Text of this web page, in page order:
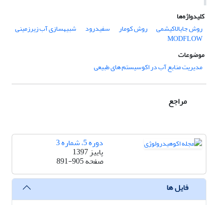
کلیدواژه‌ها
روش جایالاکیشمی
روش کومار‌ سفیدرود شبیه‏سازی آب زیرزمینی
MODFLOW
موضوعات
مدیریت منابع آب در اکوسیستم های طبیعی
مراجع
دوره 5، شماره 3
پاییز 1397
صفحه891-905
فایل ها